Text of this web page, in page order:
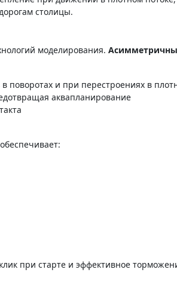
столицы.
моделирования.
поворотах и при перестроениях в
аквапланирование
при старте и эффективное